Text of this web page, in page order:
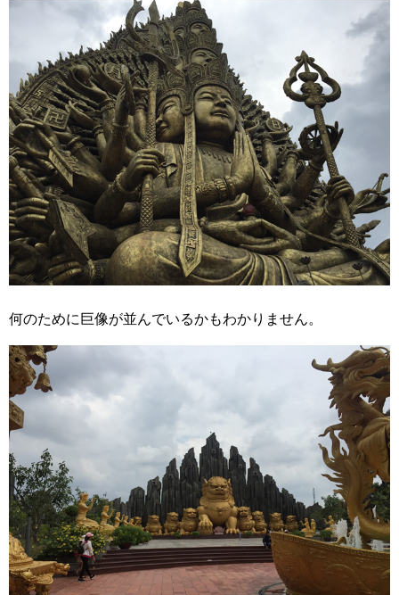
何のために巨像が並んでいるかもわかりません。